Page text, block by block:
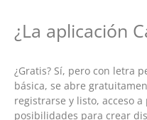
¿La aplicación
¿Gratis? Sí, pero con letra
básica, se abre
registrarse y listo, acceso
posibilidades para crear